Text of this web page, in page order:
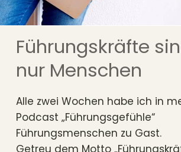
Führungskräfte
nur Menschen
Alle zwei Wochen habe ich in
Podcast „Führungsgefühle“
Führungsmenschen zu Gast.
Getreu dem Motto